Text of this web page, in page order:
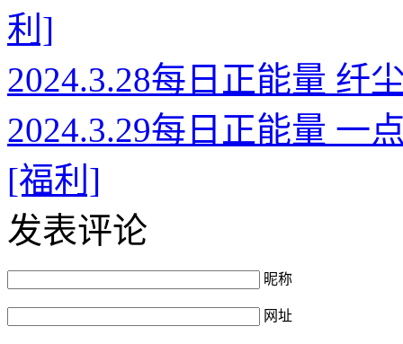
利]
2024.3.28每日正能量 纤
2024.3.29每日正能量 一
[福利]
发表评论
昵称
网址